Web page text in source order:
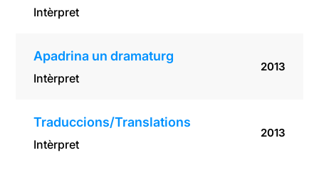
Intèrpret
Apadrina un dramaturg
Intèrpret
2013
Traduccions/Translations
Intèrpret
2013